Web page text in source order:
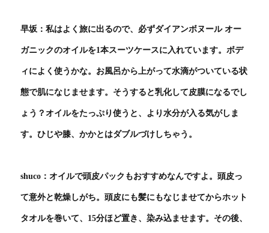
早坂：私はよく旅に出るので、必ずダイアンボヌール オー
ガニックのオイルを1本スーツケースに入れています。ボデ
ィによく使うかな。お風呂から上がって水滴がついている状
態で肌になじませます。そうすると乳化して皮膜になるでし
ょう？オイルをたっぷり使うと、より水分が入る気がしま
す。ひじや膝、かかとはダブルづけしちゃう。
shuco：オイルで頭皮パックもおすすめなんですよ。頭皮っ
て意外と乾燥しがち。頭皮にも髪にもなじませてからホット
タオルを巻いて、15分ほど置き、染み込ませます。その後、